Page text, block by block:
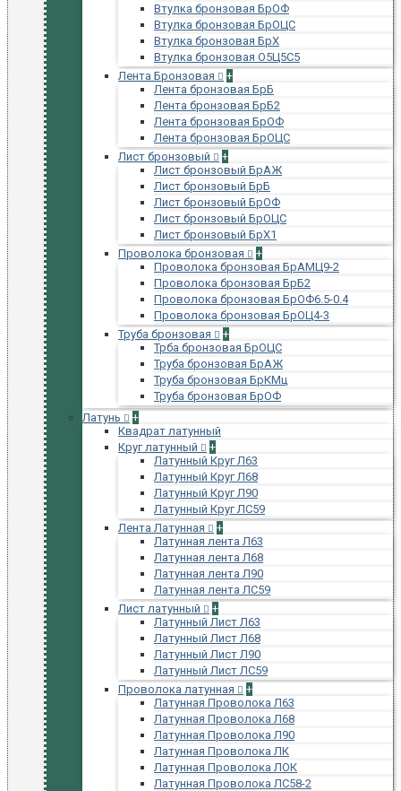
Втулка бронзовая БрОФ
Втулка бронзовая БрОЦС
Втулка бронзовая БрХ
Втулка бронзовая О5Ц5С5
Лента Бронзовая
+
Лента бронзовая БрБ
Лента бронзовая БрБ2
Лента бронзовая БрОФ
Лента бронзовая БрОЦС
Лист бронзовый
+
Лист бронзовый БрАЖ
Лист бронзовый БрБ
Лист бронзовый БрОФ
Лист бронзовый БрОЦС
Лист бронзовый БрХ1
Проволока бронзовая
+
Проволока бронзовая БрАМЦ9-2
Проволока бронзовая БрБ2
Проволока бронзовая БрОФ6.5-0.4
Проволока бронзовая БрОЦ4-3
Труба бронзовая
+
Трба бронзовая БрОЦС
Труба бронзовая БрАЖ
Труба бронзовая БрКМц
Труба бронзовая БрОФ
Латунь
+
Квадрат латунный
Круг латунный
+
Латунный Круг Л63
Латунный Круг Л68
Латунный Круг Л90
Латунный Круг ЛС59
Лента Латунная
+
Латунная лента Л63
Латунная лента Л68
Латунная лента Л90
Латунная лента ЛС59
Лист латунный
+
Латунный Лист Л63
Латунный Лист Л68
Латунный Лист Л90
Латунный Лист ЛС59
Проволока латунная
+
Латунная Проволока Л63
Латунная Проволока Л68
Латунная Проволока Л90
Латунная Проволока ЛК
Латунная Проволока ЛОК
Латунная Проволока ЛС58-2